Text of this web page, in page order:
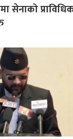
सेनाको प्राविधिक